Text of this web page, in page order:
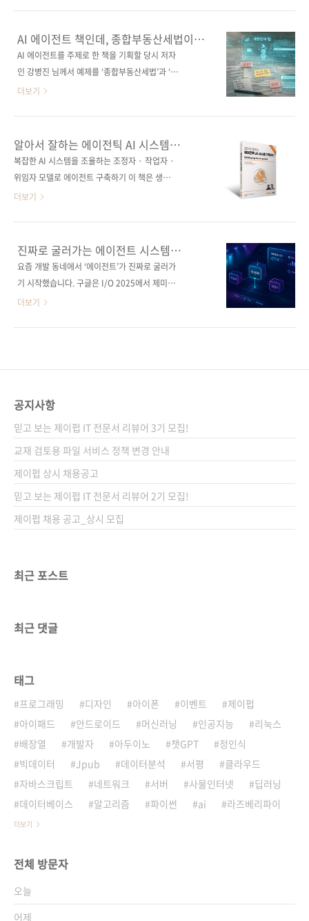
러 도구를 오가며 완성하는 과정은 여전히 수작
히 맡기고 있다는 느낌과는 확실히 거리가 있습
니다. 그래서 《처음 만나는 AI 에이전트 with
랭체인 & MCP》는 '어떻게 ..
함께 설명하며 실전 감각을 길러준다. 종합부동
산세법과 소득세법 예제를 통해 실제 법령 문서
를 처리하는 RAG 시스템을 직접 구성해보면서
전트 오케스트레이션, 평가 등을 단계별로 익힌
다. 이 책을 덮을 즈음에는 자신만의 에이전트 기
현할 수 있게 될 것이다. 도서구매 사이트(가나다
순) [교보문고] [도서11번가] [알라딘] [예스이십
사] [쿠팡] 전자책 구매 사이트(..
AI 에이전트 책인데, 종합부동산세법이
등장합니다
AI 에이전트를 주제로 한 책을 기획할 당시 저자
인 강병진 님께서 예제를 ‘종합부동산세법’과 ‘소
득세법’을 이야기했을 때 살짝 의아했습니다. ‘법
각해보니 이보다 더 현실적인 예제가 또 있을까
싶었습니다. 결국 세금과 부동산만큼 우리 삶과
가까운 주제도 드무니까요. 늘 관심이 갈 수밖에
《혼자서도 척척 해내는 AI 에이전트 만들기
with 랭체인 & 랭그래프》를 읽다 보면 단순히
고, 자르고, 연결하고, 판단하는 ‘일하는 AI’가 어
떤 모습인지 상상이 됩니다. 《혼자서도 척척 해
내는 AI 에이전트 만들기 with 랭체인 ..
더보기
알아서 잘하는 에이전틱 AI 시스템
구축하기
복잡한 AI 시스템을 조율하는 조정자 · 작업자 ·
위임자 모델로 에이전트 구축하기 이 책은 생성
형 AI를 활용해 계획·추론·행동하는 자율 AI 에
LangGraph를 활용한 여행 계획 에이전트를 만
들어보면서 메타 추론, 자기 설명, 전략적 계획,
다중 에이전트 조정 등의 기술을 익히고, 조정자
여행 데이터 분석)·위임자(작업 우선순위 지정
및 자원 할당) 구조와 같은 확장 가능한 설계 기
더보기
진짜로 굴러가는 에이전트 시스템
구축하기
요즘 개발 동네에서 ‘에이전트’가 진짜로 굴러가
기 시작했습니다. 구글은 I/O 2025에서 제미나
이의 에이전트 모드와 멀티태스킹 자동화를 공
을 넘어서 실행 가능한 자동화로 시장이 이동하
는 에이전틱 AI 시스템 구축하기》가 제안하는
건 단순한 '에이전트 맛보기'가 아닙니다. 우리는
입문서가 아니라, 실무에서 통하는 에이전틱 AI
시스템의 아키텍처와 운영을 처음부터 끝까지
꿰어주는 책이 필요하다고 봤습니다. 이 책은 생
성형 AI와..
더보기
공지사항
믿고 보는 제이펍 IT 전문서 리뷰어 3기 모집!
교재 검토용 파일 서비스 정책 변경 안내
제이펍 상시 채용공고
믿고 보는 제이펍 IT 전문서 리뷰어 2기 모집!
제이펍 채용 공고_상시 모집
최근 포스트
최근 댓글
태그
프로그래밍 디자인 아이폰 이벤트
제이펍
아이패드
안드로이드 머신러닝 인공지능
리눅스
배장열
개발자 아두이노 챗GPT
정인식
빅데이터
Jpub 데이터분석 서평
클라우드
자바스크립트
네트워크 서버 사물인터넷
딥러닝
데이터베이스
알고리즘 파이썬 ai 라즈베리파이
더보기
전체 방문자
오늘
어제